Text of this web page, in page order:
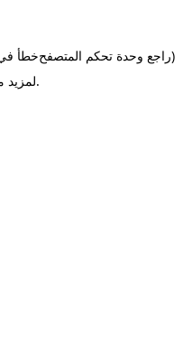
خطأ(راجع وحدة تحكم المتصفح
لمزيد.